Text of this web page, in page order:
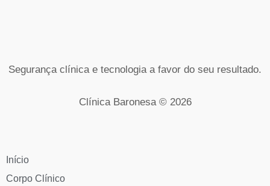
Segurança clínica e tecnologia a favor do seu resultado.
Clínica Baronesa © 2026
Início
Corpo Clínico